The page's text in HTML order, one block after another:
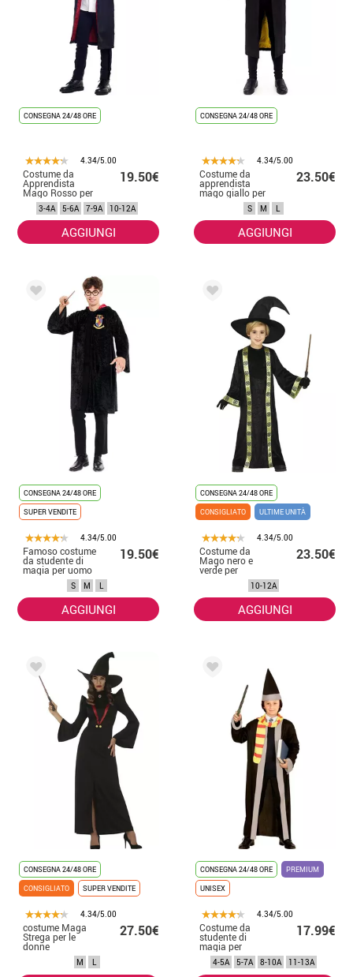
CONSEGNA 24/48 ORE
4.34/5.00
Costume da
Apprendista
Mago Rosso per
bambino
19.50€
3-4A 5-6A 7-9A 10-12A
AGGIUNGI
CONSEGNA 24/48 ORE
4.34/5.00
Costume da
apprendista
mago giallo per
uomo
23.50€
S M L
AGGIUNGI
CONSEGNA 24/48 ORE
SUPER VENDITE
4.34/5.00
Famoso costume
da studente di
magia per uomo
19.50€
S M L
AGGIUNGI
CONSEGNA 24/48 ORE
CONSIGLIATO
ULTIME UNITÀ
4.34/5.00
Costume da
Mago nero e
verde per
bambini
23.50€
10-12A
AGGIUNGI
CONSEGNA 24/48 ORE
CONSIGLIATO
SUPER VENDITE
4.34/5.00
costume Maga
Strega per le
donne
27.50€
M L
CONSEGNA 24/48 ORE
PREMIUM
UNISEX
4.34/5.00
Costume da
studente di
magia per
bambini e
ragazzi
17.99€
4-5A 5-7A 8-10A 11-13A